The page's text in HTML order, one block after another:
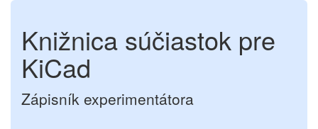
Knižnica súčiastok pre
KiCad
Zápisník experimentátora